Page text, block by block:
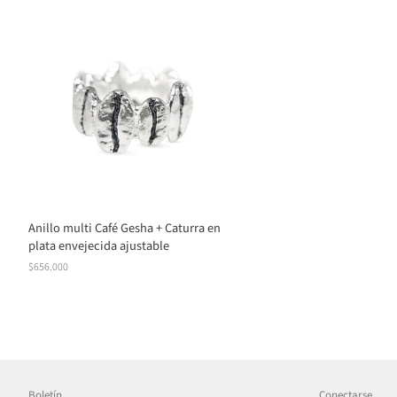
Anillo multi Café Gesha + Caturra en
plata envejecida ajustable
Precio
$656.000